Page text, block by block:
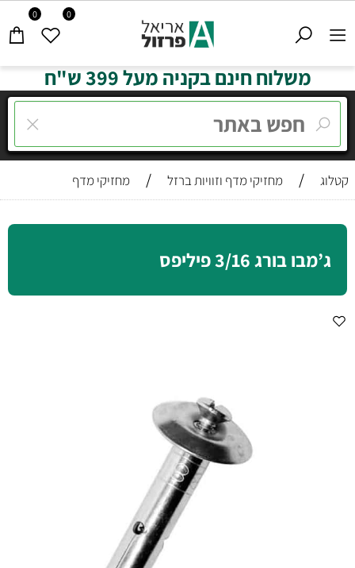
0 0
משלוח חינם בקניה מעל 399 ש"ח
קטלוג / מחזיקי מדף וזוויות ברזל / מחזיקי מדף
ג’מבו בורג 3/16 פיליפס